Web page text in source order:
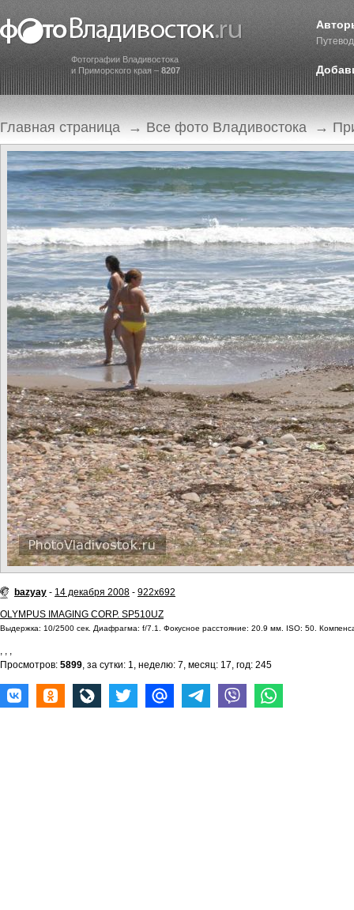
Фотографии Владивостока
и Приморского края – 8207
Главная страница → Все фото Владивостока →
bazyay - 14 декабря 2008 - 922x692
OLYMPUS IMAGING CORP. SP510UZ
Выдержка: 10/2500 сек. Диафрагма: f/7.1. Фокусное расстояние: 20.9 мм. ISO: 50.
, , ,
Просмотров: 5899, за сутки: 1, неделю: 7, месяц: 17, год: 245